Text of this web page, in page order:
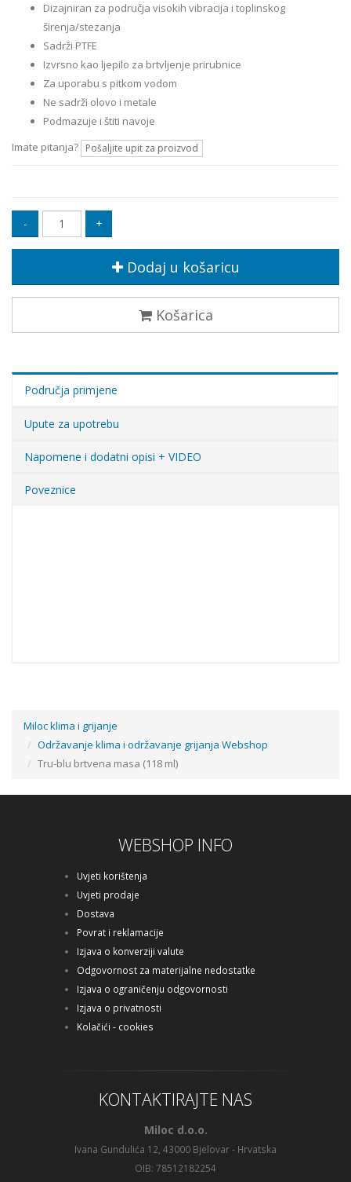
Dizajniran za područja visokih vibracija i toplinskog
širenja/stezanja
Sadrži PTFE
Izvrsno kao ljepilo za brtvljenje prirubnice
Za uporabu s pitkom vodom
Ne sadrži olovo i metale
Podmazuje i štiti navoje
Imate pitanja? Pošaljite upit za proizvod
Dodaj u košaricu
Košarica
Područja primjene
Upute za upotrebu
Napomene i dodatni opisi + VIDEO
Poveznice
Miloc klima i grijanje
Održavanje klima i održavanje grijanja Webshop
Tru-blu brtvena masa (118 ml)
WEBSHOP INFO
Uvjeti korištenja
Uvjeti prodaje
Dostava
Povrat i reklamacije
Izjava o konverziji valute
Odgovornost za materijalne nedostatke
Izjava o ograničenju odgovornosti
Izjava o privatnosti
Kolačići - cookies
KONTAKTIRAJTE NAS
Miloc d.o.o.
Ivana Gundulića 12, 43000 Bjelovar - Hrvatska
OIB: 78512182254